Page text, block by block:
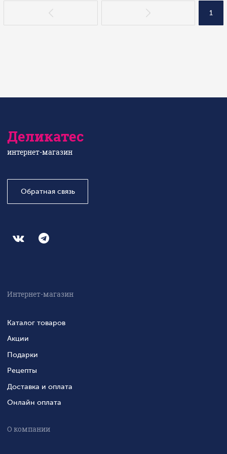
1
Деликатес
интернет-магазин
Обратная связь
Интернет-магазин
Каталог товаров
Акции
Подарки
Рецепты
Доставка и оплата
Онлайн оплата
О компании